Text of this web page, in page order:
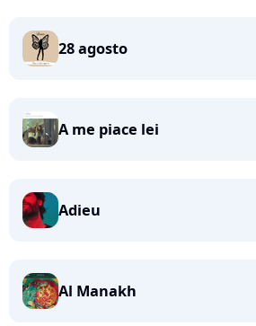
28 agosto
A me piace lei
Adieu
Al Manakh